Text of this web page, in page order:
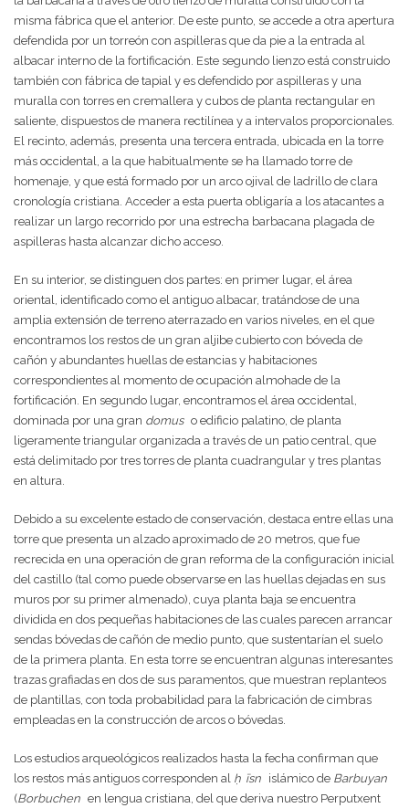
misma fábrica que el anterior. De este punto, se accede a otra apertura
defendida por un torreón con aspilleras que da pie a la entrada al
albacar interno de la fortificación. Este segundo lienzo está construido
también con fábrica de tapial y es defendido por aspilleras y una
muralla con torres en cremallera y cubos de planta rectangular en
saliente, dispuestos de manera rectilínea y a intervalos proporcionales.
El recinto, además, presenta una tercera entrada, ubicada en la torre
más occidental, a la que habitualmente se ha llamado torre de
homenaje, y que está formado por un arco ojival de ladrillo de clara
cronología cristiana. Acceder a esta puerta obligaría a los atacantes a
realizar un largo recorrido por una estrecha barbacana plagada de
aspilleras hasta alcanzar dicho acceso.
En su interior, se distinguen dos partes: en primer lugar, el área
oriental, identificado como el antiguo albacar, tratándose de una
amplia extensión de terreno aterrazado en varios niveles, en el que
encontramos los restos de un gran aljibe cubierto con bóveda de
cañón y abundantes huellas de estancias y habitaciones
correspondientes al momento de ocupación almohade de la
fortificación. En segundo lugar, encontramos el área occidental,
dominada por una gran domus o edificio palatino, de planta
ligeramente triangular organizada a través de un patio central, que
está delimitado por tres torres de planta cuadrangular y tres plantas
en altura.
Debido a su excelente estado de conservación, destaca entre ellas una
torre que presenta un alzado aproximado de 20 metros, que fue
recrecida en una operación de gran reforma de la configuración inicial
del castillo (tal como puede observarse en las huellas dejadas en sus
muros por su primer almenado), cuya planta baja se encuentra
dividida en dos pequeñas habitaciones de las cuales parecen arrancar
sendas bóvedas de cañón de medio punto, que sustentarían el suelo
de la primera planta. En esta torre se encuentran algunas interesantes
trazas grafiadas en dos de sus paramentos, que muestran replanteos
de plantillas, con toda probabilidad para la fabricación de cimbras
empleadas en la construcción de arcos o bóvedas.
Los estudios arqueológicos realizados hasta la fecha confirman que
los restos más antiguos corresponden al ḥ īsn islámico de Barbuyan
(Borbuchen en lengua cristiana, del que deriva nuestro Perputxent